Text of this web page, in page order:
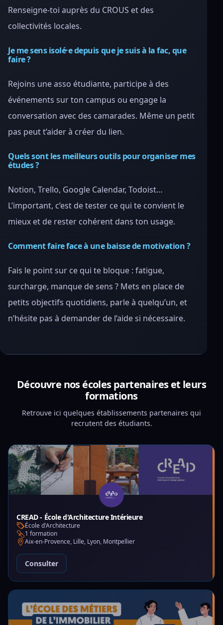
Renseigne-toi auprès du CROUS et des
collectivités locales.
Je me sens isolé·e depuis que je suis à la fac, que
faire ?
Rejoins une asso étudiante, participe à des
événements sur ton campus ou engage la
conversation avec des camarades. Même un petit
pas peut t’aider à créer du lien.
Quels sont les meilleurs outils pour organiser mes
études ?
Notion, Trello, Google Calendar, Todoist…
L’important, c’est de tester ce qui te convient le
mieux et de rester cohérent dans ton usage.
Comment faire face à une baisse de motivation ?
Fais le point sur ce qui te bloque : fatigue,
surcharge, manque de sens ? Mets en place de
petits objectifs quotidiens, parle à quelqu’un, et
n’hésite pas à demander de l’aide si nécessaire.
Découvre nos écoles partenaires et leurs
formations
Retrouve ici quelques établissements partenaires qui
recrutent des étudiants.
CREAD - École d'Architecture Intérieure
École d'Architecture
1 formation
Aix-en-Provence, Lille, Lyon, Montpellier
Consulter